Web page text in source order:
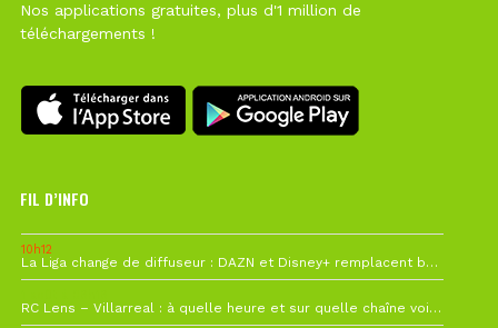
Nos applications gratuites, plus d'1 million de
téléchargements !
FIL D’INFO
10h12
La Liga change de diffuseur : DAZN et Disney+ remplacent beIN Sports !
RC Lens – Villarreal : à quelle heure et sur quelle chaîne voir la finale de la Como Cup ?